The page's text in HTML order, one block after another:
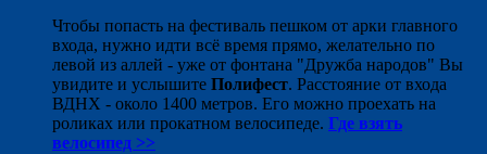
Чтобы попасть на фестиваль пешком от арки главного
входа, нужно идти всё время прямо, желательно по
левой из аллей - уже от фонтана "Дружба народов" Вы
увидите и услышите Полифест. Расстояние от входа
ВДНХ - около 1400 метров. Его можно проехать на
роликах или прокатном велосипеде. Где взять
велосипед >>